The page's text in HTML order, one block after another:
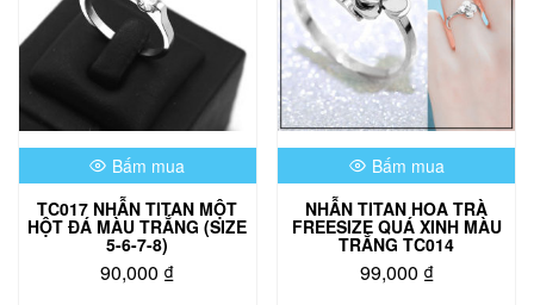
Bấm mua
TC017 NHẪN TITAN MỘT
HỘT ĐÁ MÀU TRẮNG (SIZE
5-6-7-8)
90,000 ₫
Bấm mua
NHẪN TITAN HOA TRÀ
FREESIZE QUÁ XINH MÀU
TRẮNG TC014
99,000 ₫